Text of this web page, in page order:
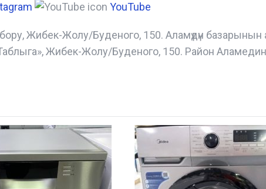
YouTube
Жибек-Жолу/Буденого, 150. Аламүдүн базарынын
Жибек-Жолу/Буденого, 150. Район